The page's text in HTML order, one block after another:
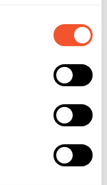
a datelor cu